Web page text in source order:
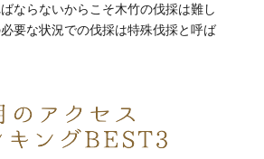
ならないからこそ木竹の伐採は難し
要な状況での伐採は特殊伐採と呼ば